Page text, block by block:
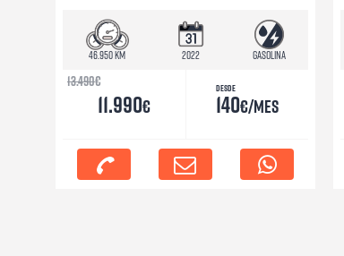
46.950 km 2022 Gasolina
13.490€
11.990€
Desde
140€/mes